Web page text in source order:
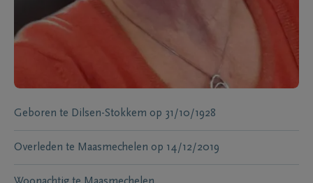
Geboren te Dilsen-Stokkem op 31/10/1928
Overleden te Maasmechelen op 14/12/2019